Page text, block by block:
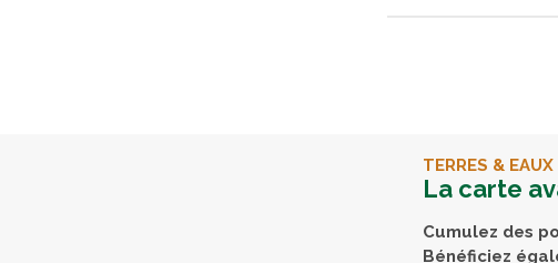
TERRES & EAUX
La carte
Cumulez des
Bénéficiez